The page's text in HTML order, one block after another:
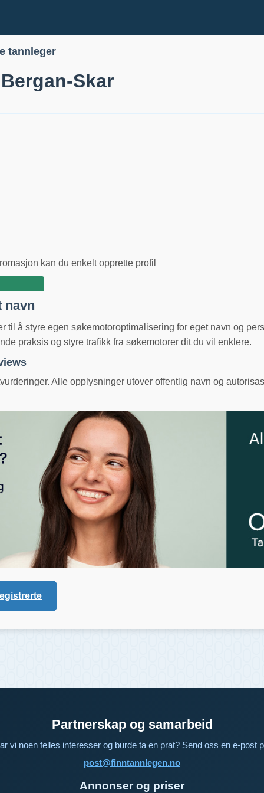
tannleger
Skar
kan du enkelt opprette profil
navn
til å styre egen søkemotoroptimalisering for eget navn og
praksis og styre trafikk fra søkemotorer dit du vil enklere.
Alle opplysninger utover offentlig navn og
Partnerskap og samarbeid
vi noen felles interesser og burde ta en prat? Send oss en e-post
post@finntannlegen.no
Annonser og priser